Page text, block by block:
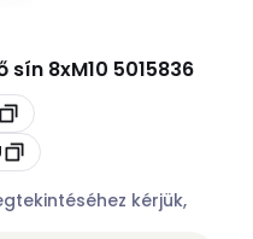
8xM10 5015836
kérjük,